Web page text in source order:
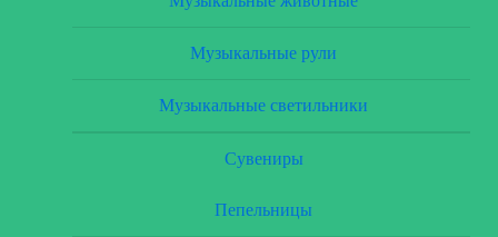
Музыкальные рули
Музыкальные светильники
Сувениры
Пепельницы